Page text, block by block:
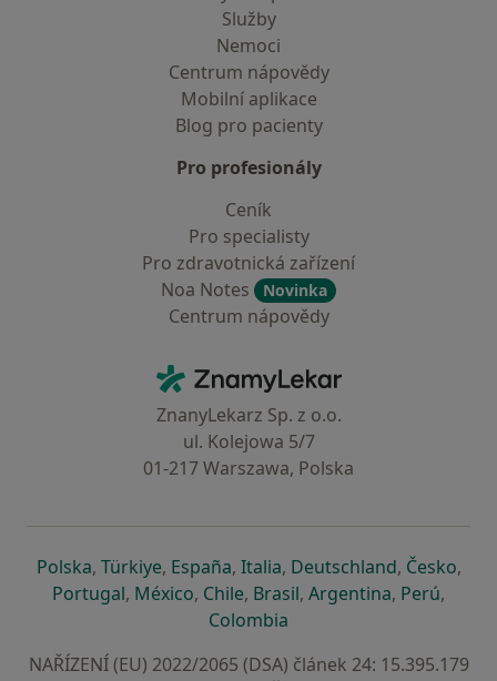
Služby
Nemoci
Centrum nápovědy
Mobilní aplikace
Blog pro pacienty
Pro profesionály
Ceník
Pro specialisty
Pro zdravotnická zařízení
Noa Notes
Novinka
Centrum nápovědy
ZnamyLekar - Hlavní stránka
ZnanyLekarz Sp. z o.o.
ul. Kolejowa 5/7
01-217 Warszawa, Polska
Polskase otevře v nové záložce
, Türkiyese otevře v nové záložce
, Españase otevře v nové záložce
, Italiase otevře v nové záložce
, Deutschlandse otevře v
, Českose
,
Portugalse otevře v nové záložce
, Méxicose otevře v nové záložce
, Chilese otevře v nové záložce
, Brasilse otevře v nové
, Argentinase otevře v
, Perúse
,
Colombia
NAŘÍZENÍ (EU) 2022/2065 (DSA) článek 24: 15.395.179